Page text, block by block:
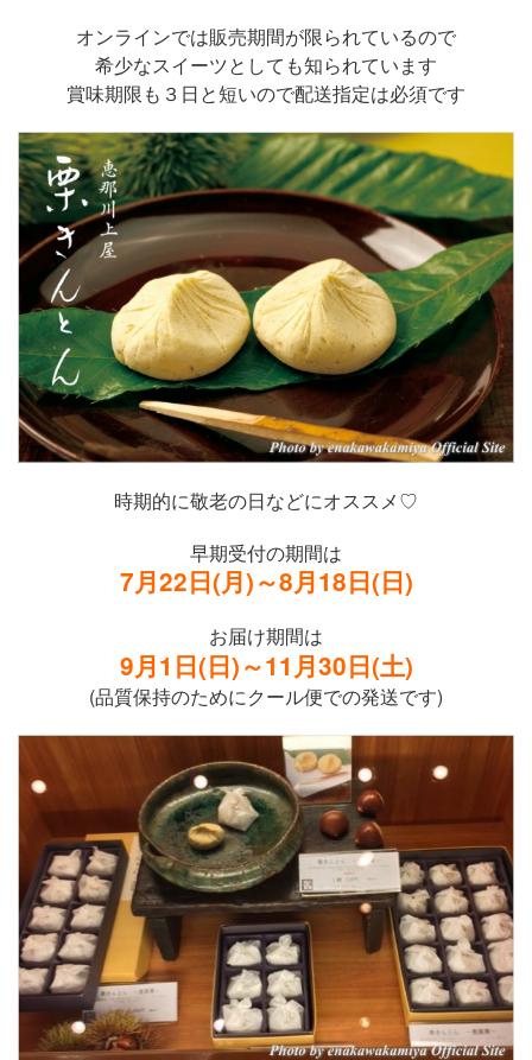
オンラインでは販売期間が限られているので
希少なスイーツとしても知られています
賞味期限も３日と短いので配送指定は必須です
時期的に敬老の日などにオススメ♡
早期受付の期間は
7月22日(月)～8月18日(日)
お届け期間は
9月1日(日)～11月30日(土)
(品質保持のためにクール便での発送です)